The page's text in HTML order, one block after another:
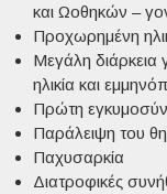
και Ωοθηκών –
Προχωρημένη
Μεγάλη διάρκεια
ηλικία και
Πρώτη
Παράλειψη του
Παχυσαρκία
Διατροφικές